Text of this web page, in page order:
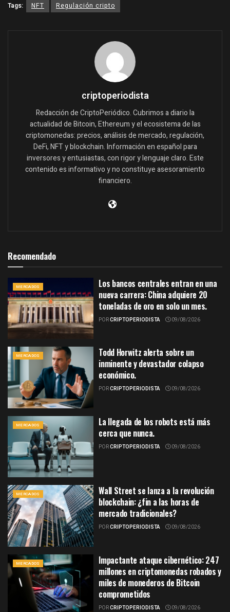
Tags: NFT Regulación cripto
criptoperiodista
Redacción de CriptoPeriódico. Cubrimos a diario la
actualidad de Bitcoin, Ethereum y el ecosistema de las
criptomonedas: precios, análisis de mercado, regulación,
DeFi, NFT y blockchain. Información en español para
inversores y entusiastas, con rigor y lenguaje claro. Este
contenido es informativo y no constituye asesoramiento
financiero.
Recomendado
MERCADOS
Los bancos centrales entran en una
nueva carrera: China adquiere 20
toneladas de oro en solo un mes.
PORCRIPTOPERIODISTA 09/08/2026
MERCADOS
Todd Horwitz alerta sobre un
inminente y devastador colapso
económico.
PORCRIPTOPERIODISTA 09/08/2026
MERCADOS
La llegada de los robots está más
cerca que nunca.
PORCRIPTOPERIODISTA 09/08/2026
MERCADOS
Wall Street se lanza a la revolución
blockchain: ¿fin a las horas de
mercado tradicionales?
PORCRIPTOPERIODISTA 09/08/2026
MERCADOS
Impactante ataque cibernético: 247
millones en criptomonedas robados y
miles de monederos de Bitcoin
comprometidos
PORCRIPTOPERIODISTA 09/08/2026